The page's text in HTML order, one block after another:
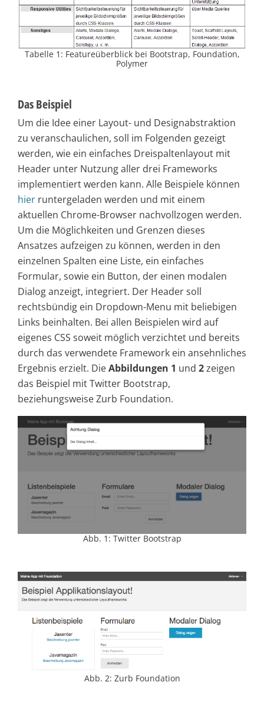
Tabelle 1: Featureüberblick bei Bootstrap, Foundation,
Polymer
Das Beispiel
Um die Idee einer Layout- und Designabstraktion
zu veranschaulichen, soll im Folgenden gezeigt
werden, wie ein einfaches Dreispaltenlayout mit
Header unter Nutzung aller drei Frameworks
implementiert werden kann. Alle Beispiele können
hier runtergeladen werden und mit einem
aktuellen Chrome-Browser nachvollzogen werden.
Um die Möglichkeiten und Grenzen dieses
Ansatzes aufzeigen zu können, werden in den
einzelnen Spalten eine Liste, ein einfaches
Formular, sowie ein Button, der einen modalen
Dialog anzeigt, integriert. Der Header soll
rechtsbündig ein Dropdown-Menu mit beliebigen
Links beinhalten. Bei allen Beispielen wird auf
eigenes CSS soweit möglich verzichtet und bereits
durch das verwendete Framework ein ansehnliches
Ergebnis erzielt. DieAbbildungen 1 und 2zeigen
das Beispiel mit Twitter Bootstrap,
beziehungsweise Zurb Foundation.
Abb. 1: Twitter Bootstrap
Abb. 2: Zurb Foundation